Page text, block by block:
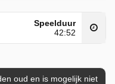
Speelduur
42:52
oud en is mogelijk niet